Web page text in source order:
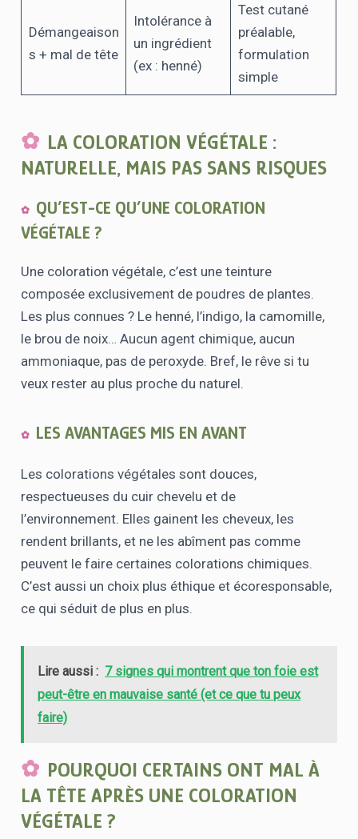
Démangeaison
s + mal de tête
Intolérance à
un ingrédient
(ex : henné)
Test cutané
préalable,
formulation
simple
LA COLORATION VÉGÉTALE :
NATURELLE, MAIS PAS SANS RISQUES
QU’EST-CE QU’UNE COLORATION
VÉGÉTALE ?
Une coloration végétale, c’est une teinture
composée exclusivement de poudres de plantes.
Les plus connues ? Le henné, l’indigo, la camomille,
le brou de noix… Aucun agent chimique, aucun
ammoniaque, pas de peroxyde. Bref, le rêve si tu
veux rester au plus proche du naturel.
LES AVANTAGES MIS EN AVANT
Les colorations végétales sont douces,
respectueuses du cuir chevelu et de
l’environnement. Elles gainent les cheveux, les
rendent brillants, et ne les abîment pas comme
peuvent le faire certaines colorations chimiques.
C’est aussi un choix plus éthique et écoresponsable,
ce qui séduit de plus en plus.
Lire aussi : 7 signes qui montrent que ton foie est
peut-être en mauvaise santé (et ce que tu peux
faire)
POURQUOI CERTAINS ONT MAL À
LA TÊTE APRÈS UNE COLORATION
VÉGÉTALE ?